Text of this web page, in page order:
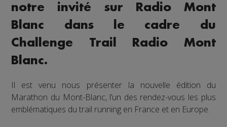
notre invité sur Radio Mont
Blanc dans le cadre du
Challenge Trail Radio Mont
Blanc.
Il est venu nous présenter la nouvelle édition du
Marathon du Mont-Blanc, l’un des rendez-vous les plus
emblématiques du trail running en France et en Europe.